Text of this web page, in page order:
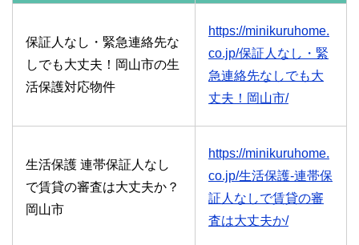
保証人なし・緊急連絡先な
しでも大丈夫！岡山市の生
活保護対応物件
https://minikuruhome.
co.jp/保証人なし・緊
急連絡先なしでも大
丈夫！岡山市/
生活保護 連帯保証人なし
で賃貸の審査は大丈夫か？
岡山市
https://minikuruhome.
co.jp/生活保護-連帯保
証人なしで賃貸の審
査は大丈夫か/